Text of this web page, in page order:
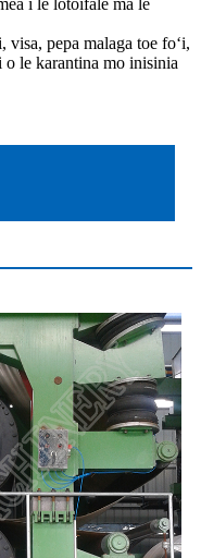
visa, pepa malaga toe foʻi,
o le karantina mo inisinia